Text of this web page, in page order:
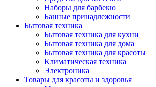
Наборы для барбекю
Банные принадлежности
Бытовая техника
Бытовая техника для кухни
Бытовая техника для дома
Бытовая техника для красоты
Климатическая техника
Электроника
Товары для красоты и здоровья